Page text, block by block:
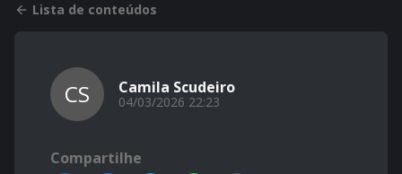
Lista de conteúdos
CS Camila Scudeiro
04/03/2026 22:23
Compartilhe